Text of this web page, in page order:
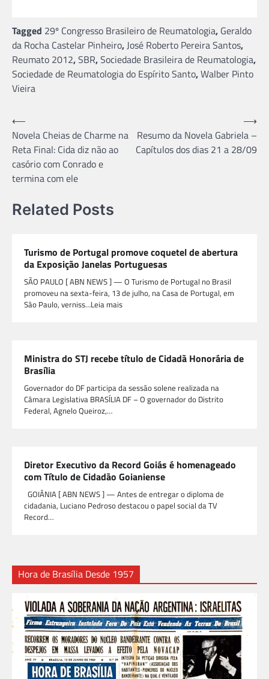
Tagged 29º Congresso Brasileiro de Reumatologia, Geraldo
da Rocha Castelar Pinheiro,José Roberto Pereira Santos,
Reumato 2012,SBR,Sociedade Brasileira de Reumatologia,
Sociedade de Reumatologia do Espírito Santo,Walber Pinto
Vieira
Navegação
de
Post
⟵
Novela Cheias de Charme na
Reta Final: Cida diz não ao
casório com Conrado e
termina com ele
Resumo da Novela Gabriela –
Capítulos dos dias 21 a 28/09
⟶
Related Posts
Turismo de Portugal promove coquetel de abertura
da Exposição Janelas Portuguesas
SÃO PAULO [ ABN NEWS ] — O Turismo de Portugal no Brasil
promoveu na sexta-feira, 13 de julho, na Casa de Portugal, em
São Paulo, verniss…Leia mais
Ministra do STJ recebe título de Cidadã Honorária de
Brasília
Governador do DF participa da sessão solene realizada na
Câmara Legislativa BRASÍLIA DF – O governador do Distrito
Federal, Agnelo Queiroz,…
Diretor Executivo da Record Goiás é homenageado
com Título de Cidadão Goianiense
GOIÂNIA [ ABN NEWS ] — Antes de entregar o diploma de
cidadania, Luciano Pedroso destacou o papel social da TV
Record…
Hora de Brasília Desde 1957